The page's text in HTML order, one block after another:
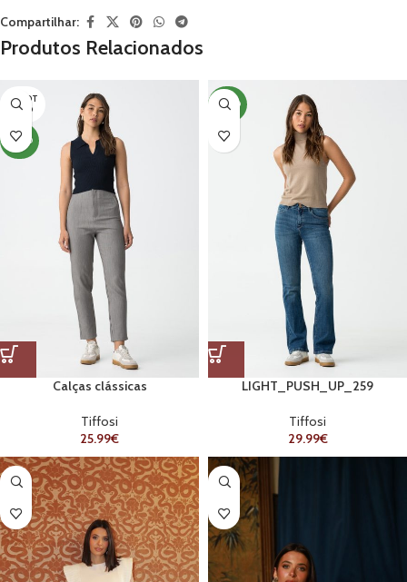
Compartilhar:
Produtos Relacionados
ESGOT
ADO
NOVO
Calças clássicas
Tiffosi
25.99€
NOVO
LIGHT_PUSH_UP_259
Tiffosi
29.99€